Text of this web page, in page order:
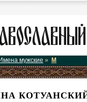
Имена мужские » М